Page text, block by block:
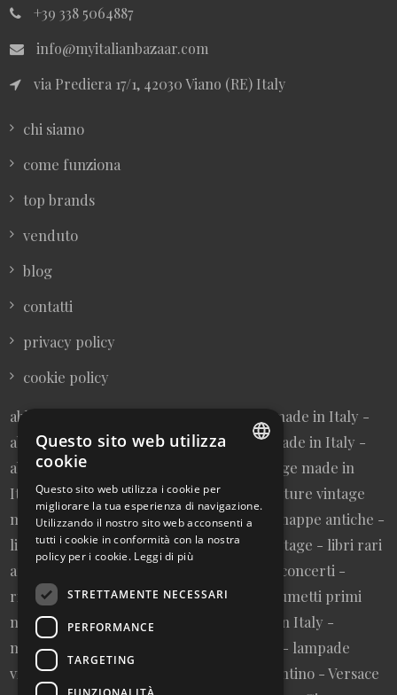
+39 338 5064887
info@myitalianbazaar.com
via Prediera 17/1, 42030 Viano (RE) Italy
chi siamo
come funziona
top brands
venduto
blog
contatti
privacy policy
cookie policy
abbigliamento donna vintage sartoriale made in Italy -
abbigliamento uomo vintage sartoriale made in Italy -
abbigliamento da collezione - borse vintage made in
Italy - cravatte vintage made in Italy - cinture vintage
made in Italy - collezionismo cartaceo - mappe antiche -
litografie e stampe antiche - cartoline vintage - libri rari
autografati fuori catalogo - memorabilia concerti -
riviste primi numeri annate complete - fumetti primi
numeri annate complete - design made in Italy -
modernariato - artigianato made in Italy - lampade
vintage - pubblicità vintage - vinile - Valentino - Versace
ENGLISH
Questo sito web utilizza
cookie
Questo sito web utilizza i cookie per
migliorare la tua esperienza di navigazione.
Utilizzando il nostro sito web acconsenti a
tutti i cookie in conformità con la nostra
policy per i cookie. Leggi di più
STRETTAMENTE NECESSARI
PERFORMANCE
TARGETING